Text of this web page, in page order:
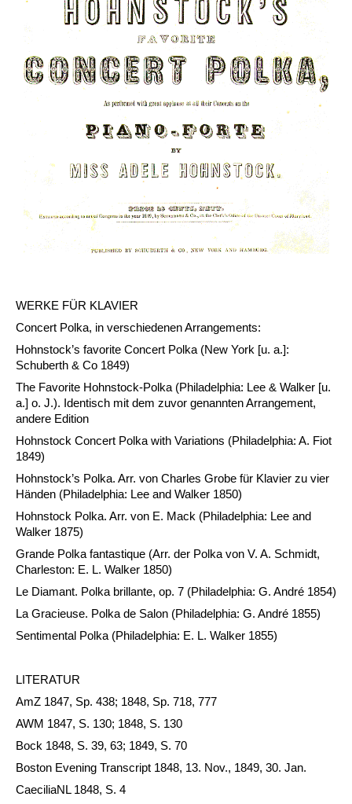
WERKE FÜR KLAVIER
Concert Polka, in verschiedenen Arrangements:
Hohnstock’s favorite Concert Polka (New York [u. a.]:
Schuberth & Co 1849)
The Favorite Hohnstock-Polka (Philadelphia: Lee & Walker [u.
a.] o. J.). Identisch mit dem zuvor genannten Arrangement,
andere Edition
Hohnstock Concert Polka with Variations (Philadelphia: A. Fiot
1849)
Hohnstock’s Polka. Arr. von Charles Grobe für Klavier zu vier
Händen (Philadelphia: Lee and Walker 1850)
Hohnstock Polka. Arr. von E. Mack (Philadelphia: Lee and
Walker 1875)
Grande Polka fantastique (Arr. der Polka von V. A. Schmidt,
Charleston: E. L. Walker 1850)
Le Diamant. Polka brillante, op. 7 (Philadelphia: G. André 1854)
La Gracieuse. Polka de Salon (Philadelphia: G. André 1855)
Sentimental Polka (Philadelphia: E. L. Walker 1855)
LITERATUR
AmZ 1847, Sp. 438; 1848, Sp. 718, 777
AWM 1847, S. 130; 1848, S. 130
Bock 1848, S. 39, 63; 1849, S. 70
Boston Evening Transcript 1848, 13. Nov., 1849, 30. Jan.
CaeciliaNL 1848, S. 4